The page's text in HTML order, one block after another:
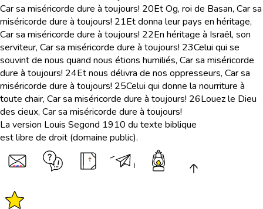
Car sa miséricorde dure à toujours! 20Et Og, roi de Basan, Car sa
miséricorde dure à toujours! 21Et donna leur pays en héritage,
Car sa miséricorde dure à toujours! 22En héritage à Israël, son
serviteur, Car sa miséricorde dure à toujours! 23Celui qui se
souvint de nous quand nous étions humiliés, Car sa miséricorde
dure à toujours! 24Et nous délivra de nos oppresseurs, Car sa
miséricorde dure à toujours! 25Celui qui donne la nourriture à
toute chair, Car sa miséricorde dure à toujours! 26Louez le Dieu
des cieux, Car sa miséricorde dure à toujours!
La version Louis Segond 1910 du texte biblique
est libre de droit (domaine public).